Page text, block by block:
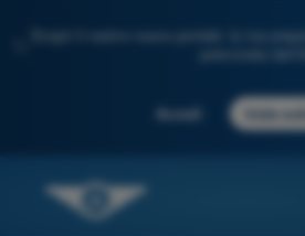
Scopri il nostro nuovo portale: la tua
Accedi Inizia